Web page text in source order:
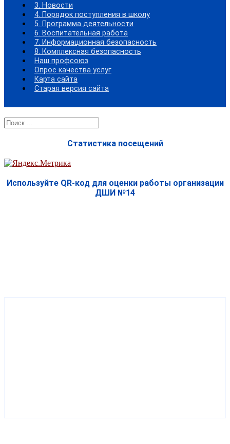
3. Новости
4. Порядок поступления в школу
5. Программа деятельности
6. Воспитательная работа
7. Информационная безопасность
8. Комплексная безопасность
Наш профсоюз
Опрос качества услуг
Карта сайта
Старая версия сайта
Найти:
Статистика посещений
Используйте QR-код для оценки работы организации
ДШИ №14